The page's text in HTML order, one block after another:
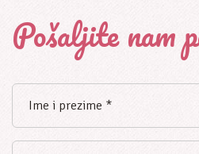
Pošaljite nam